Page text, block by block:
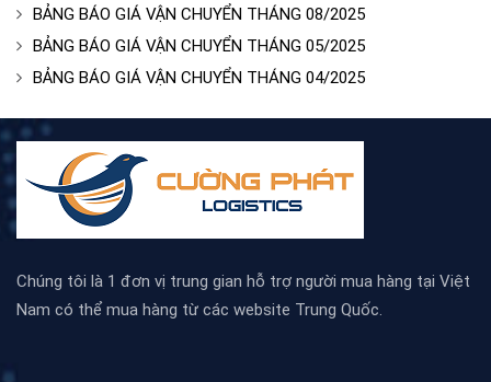
BẢNG BÁO GIÁ VẬN CHUYỂN THÁNG 08/2025
BẢNG BÁO GIÁ VẬN CHUYỂN THÁNG 05/2025
BẢNG BÁO GIÁ VẬN CHUYỂN THÁNG 04/2025
Chúng tôi là 1 đơn vị trung gian hỗ trợ người mua hàng tại Việt
Nam có thể mua hàng từ các website Trung Quốc.